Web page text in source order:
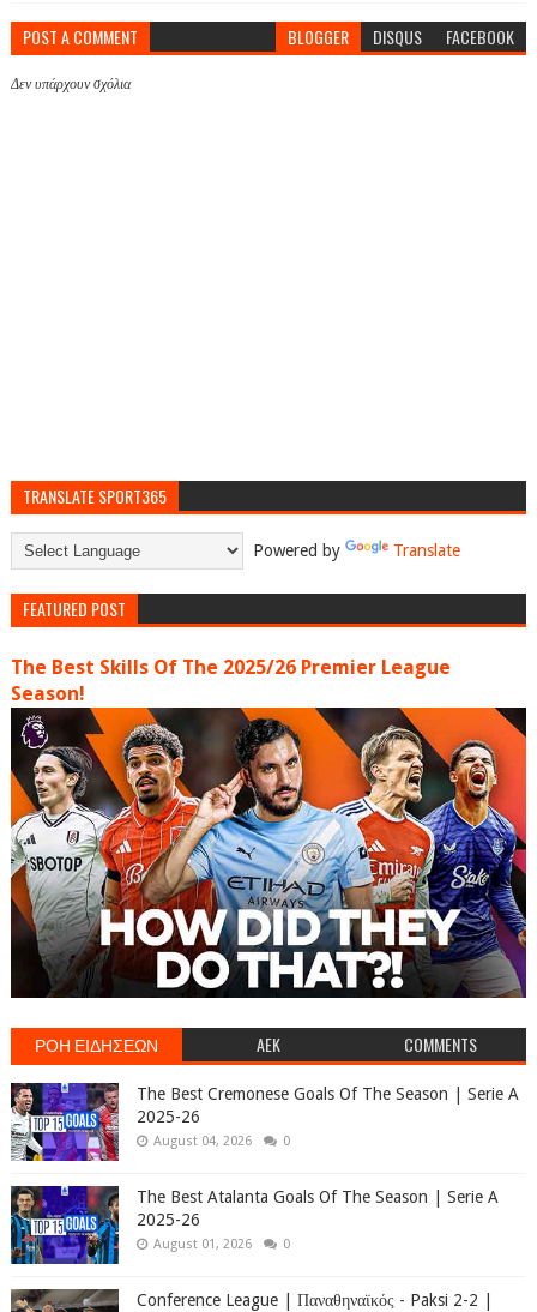
POST A COMMENT BLOGGER DISQUS FACEBOOK
Δεν υπάρχουν σχόλια
TRANSLATE SPORT365
Powered by Translate
FEATURED POST
The Best Skills Of The 2025/26 Premier League
Season!
ΡΟΗ ΕΙΔΗΣΕΩΝ AEK COMMENTS
The Best Cremonese Goals Of The Season | Serie A
2025-26
August 04, 2026 0
The Best Atalanta Goals Of The Season | Serie A
2025-26
August 01, 2026 0
Conference League | Παναθηναϊκός - Paksi 2-2 |